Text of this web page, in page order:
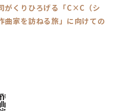
がくりひろげる「C×C（シ
曲家を訪ねる旅」に向けての